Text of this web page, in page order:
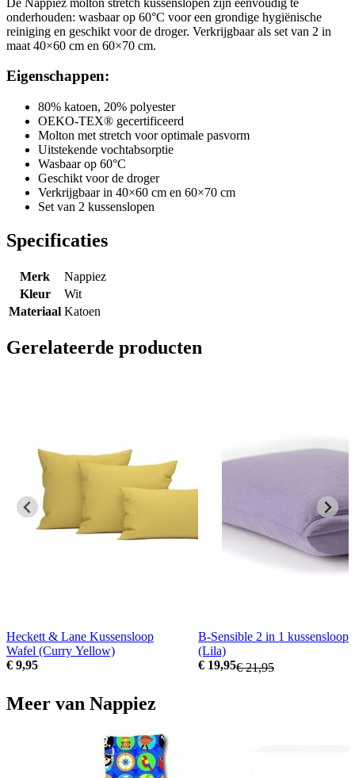
onderhouden: wasbaar op 60°C voor een grondige hygiënische
reiniging en geschikt voor de droger. Verkrijgbaar als set van 2 in
maat 40×60 cm en 60×70 cm.
Eigenschappen:
80% katoen, 20% polyester
OEKO-TEX® gecertificeerd
Molton met stretch voor optimale pasvorm
Uitstekende vochtabsorptie
Wasbaar op 60°C
Geschikt voor de droger
Verkrijgbaar in 40×60 cm en 60×70 cm
Set van 2 kussenslopen
Specificaties
Merk
Nappiez
Kleur
Wit
Materiaal Katoen
Gerelateerde producten
Heckett & Lane Kussensloop
Wafel (Curry Yellow)
€ 9,95
B-Sensible 2 in 1 kussensloop
(Lila)
€ 19,95€ 21,95
Meer van Nappiez